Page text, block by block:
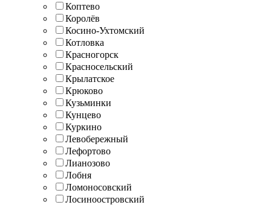
Коптево
Королёв
Косино-Ухтомский
Котловка
Красногорск
Красносельский
Крылатское
Крюково
Кузьминки
Кунцево
Куркино
Левобережный
Лефортово
Лианозово
Лобня
Ломоносовский
Лосиноостровский